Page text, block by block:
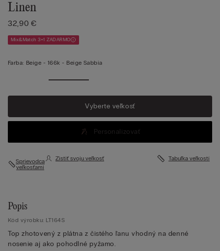
Linen
32,90 €
Mix&Match 3+1 ZADARMO
Farba: Beige - 166k - Beige Sabbia
Vyberte veľkosť
Personalizovať
Sprievodca
veľkosťami
Zistiť svoju veľkosť Tabuľka veľkostí
Popis
Kód výrobku: LT164S
Top zhotovený z plátna z čistého ľanu vhodný na denné
nosenie aj ako pohodlné pyžamo.